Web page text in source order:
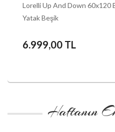
Lorelli Up And Down 60x120
Yatak Beşik
6.999,00 TL
Haftanın